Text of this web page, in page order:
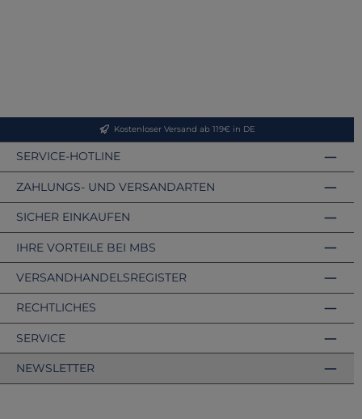
Kostenloser Versand ab 119€ in DE
SERVICE-HOTLINE
ZAHLUNGS- UND VERSANDARTEN
VERSANDHANDELSREGISTER
SICHER EINKAUFEN
IHRE VORTEILE BEI MBS
RECHTLICHES
SERVICE
NEWSLETTER